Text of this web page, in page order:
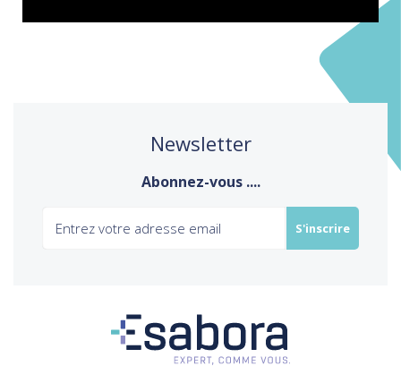
Newsletter
Abonnez-vous ....